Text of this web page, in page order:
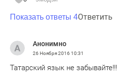
Показать ответы 4Ответить
Анонимно
26 Ноября 2016 10:31
Татарский язык не забывайте!!!